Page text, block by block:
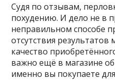
Судя по отзывам,
похудению. И дело не в
неправильном способе
отсутствия результатов
качество
важно ещё в магазине
именно вы покупаете